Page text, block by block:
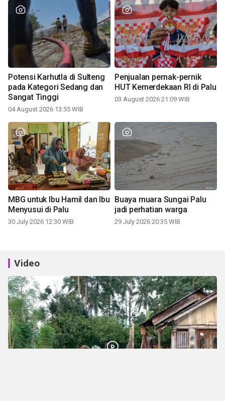
Potensi Karhutla di Sulteng
pada Kategori Sedang dan
Sangat Tinggi
04 August 2026 13:55 WIB
Penjualan pernak-pernik
HUT Kemerdekaan RI di Palu
03 August 2026 21:09 WIB
MBG untuk Ibu Hamil dan Ibu
Menyusui di Palu
30 July 2026 12:30 WIB
Buaya muara Sungai Palu
jadi perhatian warga
29 July 2026 20:35 WIB
Video